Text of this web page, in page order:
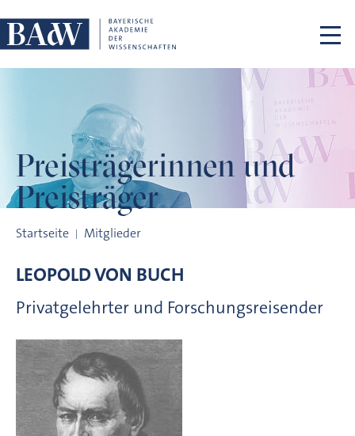
Preisträgerinnen und
Preisträger
Startseite Mitglieder
LEOPOLD VON BUCH
Privatgelehrter und Forschungsreisender